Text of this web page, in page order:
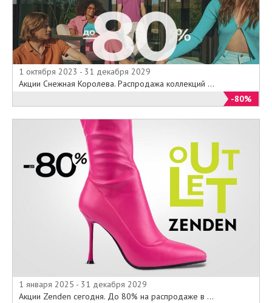
1 октября 2023 - 31 декабря 2029
Акции Снежная Королева. Распродажа коллекций ...
-80%
1 января 2025 - 31 декабря 2029
Акции Zenden сегодня. До 80% на распродаже в ...